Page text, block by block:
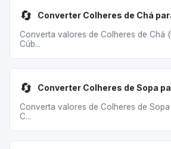
🔄 Converter Colheres de Chá
Converta valores de Colheres de Chá
Cúb...
🔄
Converta valores de Colheres de
C...